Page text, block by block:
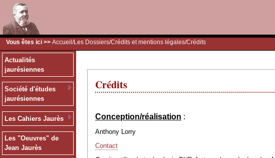
Vous êtes ici >> Accueil /Les Dossiers/Crédits et mentions légales/Crédits
Actualités
jaurésiennes
Société d'études
jaurésiennes
Les Cahiers Jaurès
Les "Oeuvres" de
Jean Jaurès
Crédits
Conception/réalisation :
Anthony Lorry
Contact